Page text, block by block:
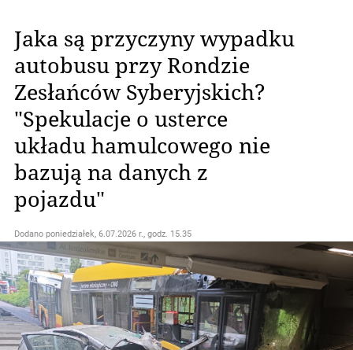
Jaka są przyczyny wypadku
autobusu przy Rondzie
Zesłańców Syberyjskich?
"Spekulacje o usterce
układu hamulcowego nie
bazują na danych z
pojazdu"
Dodano poniedziałek, 6.07.2026 r., godz. 15.35